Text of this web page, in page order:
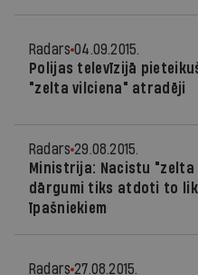
Radars 04.09.2015.
Polijas televīzijā
"zelta vilciena" atradēji
Radars 29.08.2015.
Ministrija: Nacistu "zelta
dārgumi tiks atdoti to
īpašniekiem
Radars 27.08.2015.